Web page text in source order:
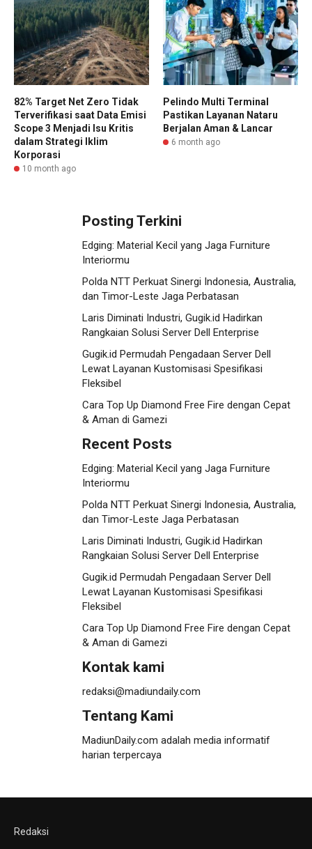
82% Target Net Zero Tidak
Terverifikasi saat Data Emisi
Scope 3 Menjadi Isu Kritis
dalam Strategi Iklim
Korporasi
10 month ago
Pelindo Multi Terminal
Pastikan Layanan Nataru
Berjalan Aman & Lancar
6 month ago
Posting Terkini
Edging: Material Kecil yang Jaga Furniture
Interiormu
Polda NTT Perkuat Sinergi Indonesia, Australia,
dan Timor-Leste Jaga Perbatasan
Laris Diminati Industri, Gugik.id Hadirkan
Rangkaian Solusi Server Dell Enterprise
Gugik.id Permudah Pengadaan Server Dell
Lewat Layanan Kustomisasi Spesifikasi
Fleksibel
Cara Top Up Diamond Free Fire dengan Cepat
& Aman di Gamezi
Recent Posts
Edging: Material Kecil yang Jaga Furniture
Interiormu
Polda NTT Perkuat Sinergi Indonesia, Australia,
dan Timor-Leste Jaga Perbatasan
Laris Diminati Industri, Gugik.id Hadirkan
Rangkaian Solusi Server Dell Enterprise
Gugik.id Permudah Pengadaan Server Dell
Lewat Layanan Kustomisasi Spesifikasi
Fleksibel
Cara Top Up Diamond Free Fire dengan Cepat
& Aman di Gamezi
Kontak kami
redaksi@madiundaily.com
Tentang Kami
MadiunDaily.com adalah media informatif
harian terpercaya
Redaksi